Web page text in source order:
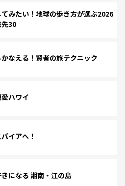
みたい！地球の歩き方が選ぶ2026
30
なえる！賢者の旅テクニック
ハワイ
イアへ！
になる 湘南・江の島